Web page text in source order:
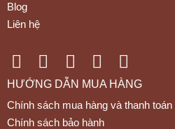
Blog
Liên hệ
HƯỚNG DẪN MUA HÀNG
Chính sách mua hàng và thanh toán
Chính sách bảo hành